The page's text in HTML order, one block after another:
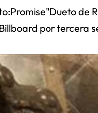
de
Billboard por tercera